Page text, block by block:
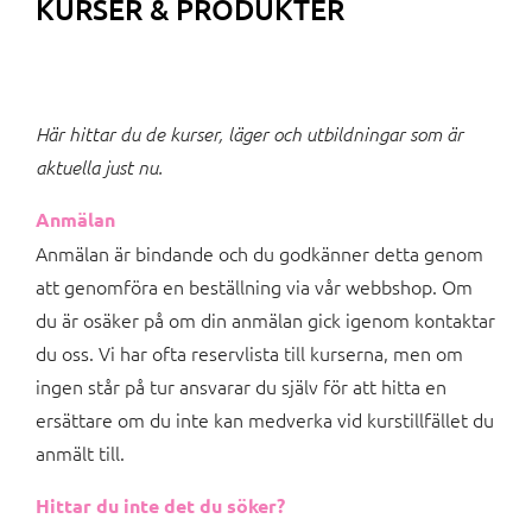
KURSER & PRODUKTER
Här hittar du de kurser, läger och utbildningar som är
aktuella just nu.
Anmälan
Anmälan är bindande och du godkänner detta genom
att genomföra en beställning via vår webbshop. Om
du är osäker på om din anmälan gick igenom kontaktar
du oss. Vi har ofta reservlista till kurserna, men om
ingen står på tur ansvarar du själv för att hitta en
ersättare om du inte kan medverka vid kurstillfället du
anmält till.
Hittar du inte det du söker?